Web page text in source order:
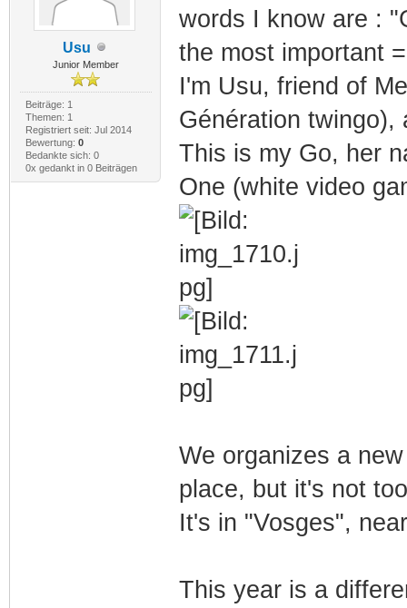
Usu
Junior Member
Beiträge: 1
Themen: 1
Registriert seit: Jul 2014
Bewertung: 0
Bedankte sich: 0
0x gedankt in 0 Beiträgen
words I know are :
the most important
I'm Usu, friend of
Génération twingo),
This is my Go, her
One (white video
We organizes a
place, but it's not
It's in "Vosges",
This year is a